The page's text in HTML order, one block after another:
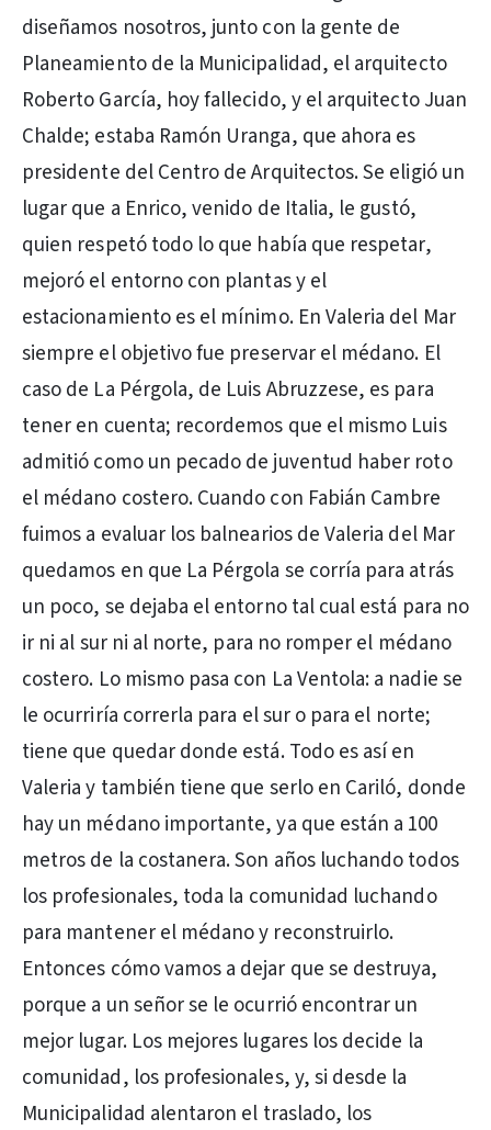
diseñamos nosotros, junto con la gente de
Planeamiento de la Municipalidad, el arquitecto
Roberto García, hoy fallecido, y el arquitecto Juan
Chalde; estaba Ramón Uranga, que ahora es
presidente del Centro de Arquitectos. Se eligió un
lugar que a Enrico, venido de Italia, le gustó,
quien respetó todo lo que había que respetar,
mejoró el entorno con plantas y el
estacionamiento es el mínimo. En Valeria del Mar
siempre el objetivo fue preservar el médano. El
caso de La Pérgola, de Luis Abruzzese, es para
tener en cuenta; recordemos que el mismo Luis
admitió como un pecado de juventud haber roto
el médano costero. Cuando con Fabián Cambre
fuimos a evaluar los balnearios de Valeria del Mar
quedamos en que La Pérgola se corría para atrás
un poco, se dejaba el entorno tal cual está para no
ir ni al sur ni al norte, para no romper el médano
costero. Lo mismo pasa con La Ventola: a nadie se
le ocurriría correrla para el sur o para el norte;
tiene que quedar donde está. Todo es así en
Valeria y también tiene que serlo en Cariló, donde
hay un médano importante, ya que están a 100
metros de la costanera. Son años luchando todos
los profesionales, toda la comunidad luchando
para mantener el médano y reconstruirlo.
Entonces cómo vamos a dejar que se destruya,
porque a un señor se le ocurrió encontrar un
mejor lugar. Los mejores lugares los decide la
comunidad, los profesionales, y, si desde la
Municipalidad alentaron el traslado, los